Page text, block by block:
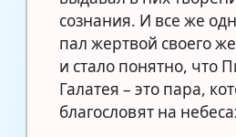
сознания. И все же
пал жертвой своего
и стало понятно, что
Галатея – это пара,
благословят на